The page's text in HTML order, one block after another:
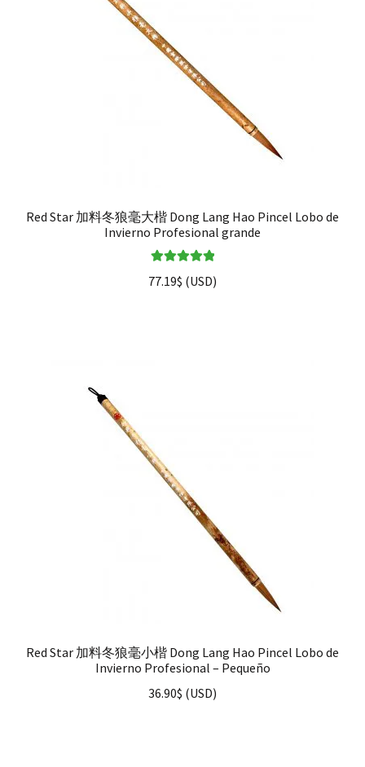
Red Star 加料冬狼毫大楷 Dong Lang Hao Pincel Lobo de
Invierno Profesional grande
5.00
de 5
77.19$ (USD)
Red Star 加料冬狼毫小楷 Dong Lang Hao Pincel Lobo de
Invierno Profesional – Pequeño
36.90$ (USD)